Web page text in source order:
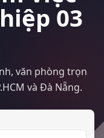
03
văn phòng trọn
và Đà Nẵng.